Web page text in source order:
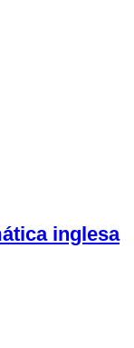
inglesa